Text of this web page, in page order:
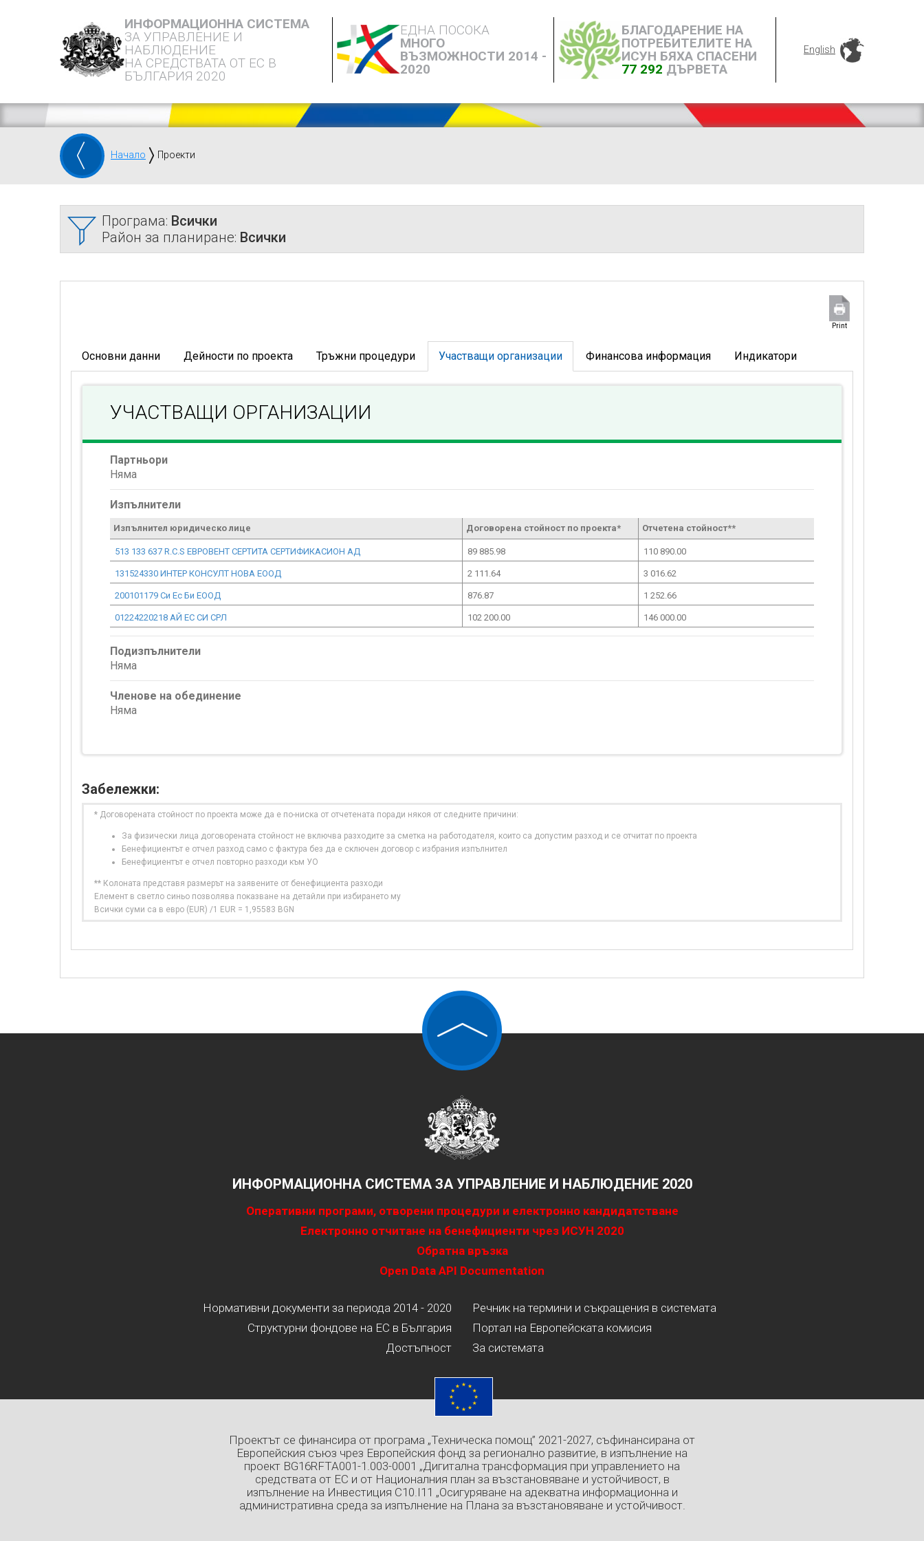
ИНФОРМАЦИОННА СИСТЕМА
ЗА УПРАВЛЕНИЕ И
НАБЛЮДЕНИЕ
НА СРЕДСТВАТА ОТ ЕС В
БЪЛГАРИЯ 2020
ЕДНА ПОСОКА
МНОГО
ВЪЗМОЖНОСТИ 2014 -
2020
БЛАГОДАРЕНИЕ НА
ПОТРЕБИТЕЛИТЕ НА
ИСУН БЯХА СПАСЕНИ
77 292 ДЪРВЕТА
English
Начало Проекти
Програма: Всички
Район за планиране: Всички
Print
Основни данни Дейности по проекта Тръжни процедури Участващи организации Финансова информация Индикатори
УЧАСТВАЩИ ОРГАНИЗАЦИИ
Партньори
Няма
Изпълнители
Изпълнител юридическо лице Договорена стойност по проекта* Отчетена стойност**
513 133 637 R.C.S ЕВРОВЕНТ СЕРТИТА СЕРТИФИКАСИОН АД 89 885.98 110 890.00
131524330 ИНТЕР КОНСУЛТ НОВА ЕООД 2 111.64 3 016.62
200101179 Си Ес Би ЕООД 876.87 1 252.66
01224220218 АЙ ЕС СИ СРЛ 102 200.00 146 000.00
Подизпълнители
Няма
Членове на обединение
Няма
Забележки:
* Договорената стойност по проекта може да е по-ниска от отчетената поради някоя от следните причини:
За физически лица договорената стойност не включва разходите за сметка на работодателя, които са допустим разход и се отчитат по проекта
Бенефициентът е отчел разход само с фактура без да е сключен договор с избрания изпълнител
Бенефициентът е отчел повторно разходи към УО
** Колоната представя размерът на заявените от бенефициента разходи
Елемент в светло синьо позволява показване на детайли при избирането му
Всички суми са в евро (EUR) /1 EUR = 1,95583 BGN
ИНФОРМАЦИОННА СИСТЕМА ЗА УПРАВЛЕНИЕ И НАБЛЮДЕНИЕ 2020
Оперативни програми, отворени процедури и електронно кандидатстване
Електронно отчитане на бенефициенти чрез ИСУН 2020
Обратна връзка
Open Data API Documentation
Нормативни документи за периода 2014 - 2020
Структурни фондове на ЕС в България
Достъпност
Речник на термини и съкращения в системата
Портал на Европейската комисия
За системата
Проектът се финансира от програма „Техническа помощ” 2021-2027, съфинансирана от
Европейския съюз чрез Европейския фонд за регионално развитие, в изпълнение на
проект BG16RFTA001-1.003-0001 „Дигитална трансформация при управлението на
средствата от ЕС и от Националния план за възстановяване и устойчивост, в
изпълнение на Инвестиция C10.I11 „Осигуряване на адекватна информационна и
административна среда за изпълнение на Плана за възстановяване и устойчивост.